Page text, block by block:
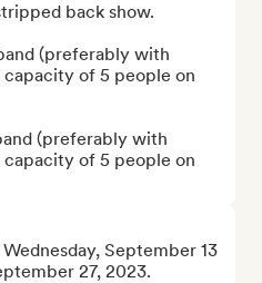
back show.
(preferably with
of 5 people on
(preferably with
of 5 people on
September 13
27, 2023.